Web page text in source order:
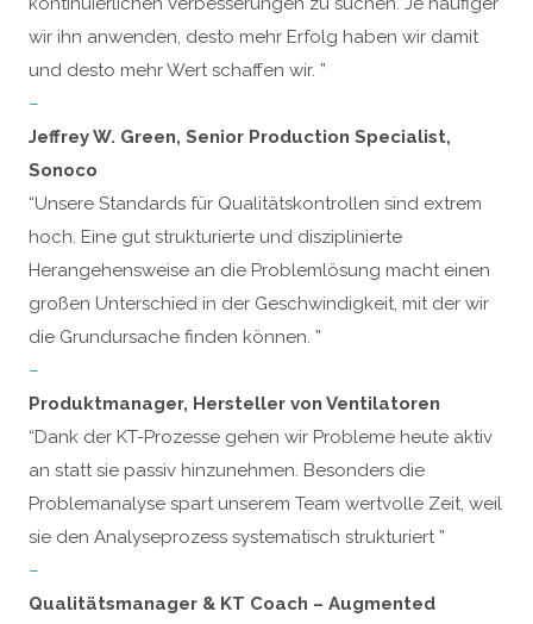
wir ihn anwenden, desto mehr Erfolg haben wir damit
und desto mehr Wert schaffen wir. ”
–
Jeffrey W. Green, Senior Production Specialist,
Sonoco
“Unsere Standards für Qualitätskontrollen sind extrem
hoch. Eine gut strukturierte und disziplinierte
Herangehensweise an die Problemlösung macht einen
großen Unterschied in der Geschwindigkeit, mit der wir
die Grundursache finden können. ”
–
Produktmanager, Hersteller von Ventilatoren
“Dank der KT-Prozesse gehen wir Probleme heute aktiv
an statt sie passiv hinzunehmen. Besonders die
Problemanalyse spart unserem Team wertvolle Zeit, weil
sie den Analyseprozess systematisch strukturiert ”
–
Qualitätsmanager & KT Coach – Augmented